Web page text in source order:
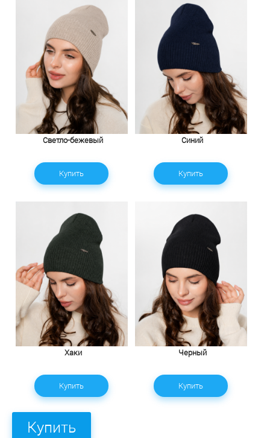
Светло-бежевый
Купить
Синий
Купить
Хаки
Купить
Черный
Купить
Купить